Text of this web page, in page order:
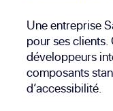
Une entreprise
pour ses clients.
développeurs
composants
d’accessibilité.